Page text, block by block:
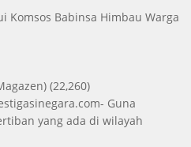
Komsos Babinsa Himbau Warga
(22,260)
Guna
yang ada di wilayah